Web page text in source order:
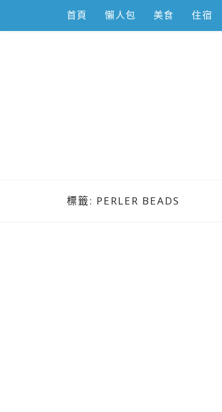
content
首頁 懶人包 美食 住宿
標籤: PERLER BEADS